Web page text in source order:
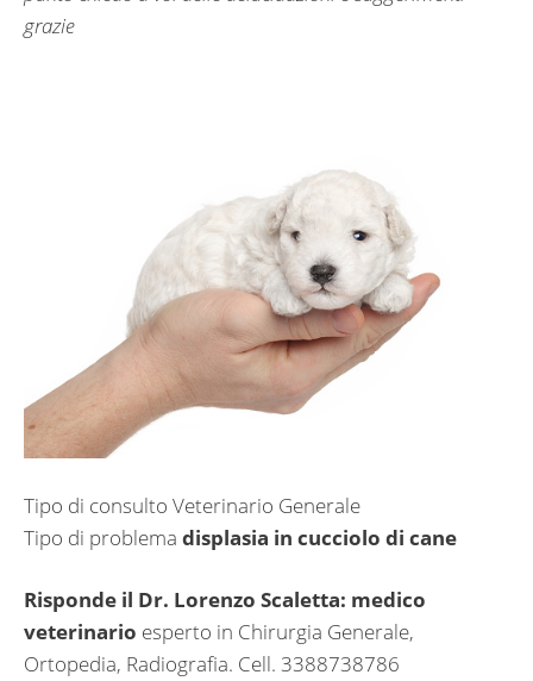
grazie
Tipo di consulto Veterinario Generale
Tipo di problema displasia in cucciolo di cane
Risponde il Dr. Lorenzo Scaletta: medico
veterinario esperto in Chirurgia Generale,
Ortopedia, Radiografia. Cell. 3388738786